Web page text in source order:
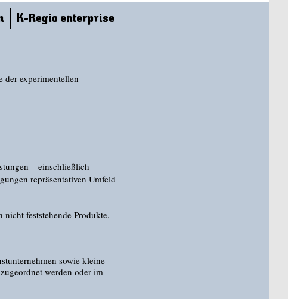
K-Regio enterprise
der experimentellen
– einschließlich
repräsentativen Umfeld
feststehende Produkte,
sowie kleine
werden oder im